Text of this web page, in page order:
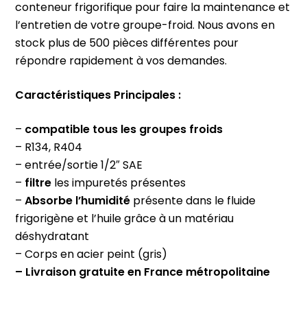
conteneur frigorifique pour faire la maintenance et
l’entretien de votre groupe-froid. Nous avons en
stock plus de 500 pièces différentes pour
répondre rapidement à vos demandes.
Caractéristiques Principales :
– compatible tous les groupes froids
– R134, R404
– entrée/sortie 1/2″ SAE
– filtreles impuretés présentes
–Absorbe l’humiditéprésente dans le fluide
frigorigène et l’huile grâce à un matériau
déshydratant
– Corps en acier peint (gris)
– Livraison gratuite en France métropolitaine